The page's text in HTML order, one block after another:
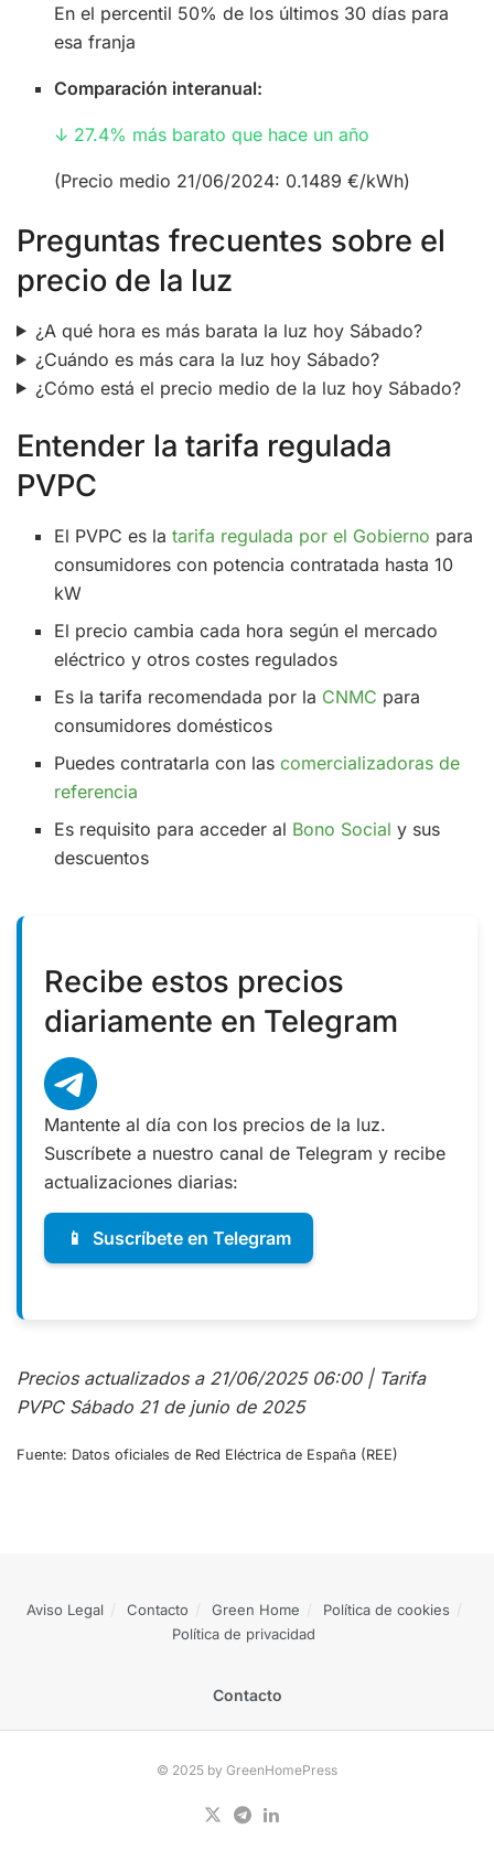
En el percentil 50% de los últimos 30 días para
esa franja
Comparación interanual:
↓ 27.4% más barato que hace un año
(Precio medio 21/06/2024: 0.1489 €/kWh)
Preguntas frecuentes sobre el
precio de la luz
¿A qué hora es más barata la luz hoy Sábado?
¿Cuándo es más cara la luz hoy Sábado?
¿Cómo está el precio medio de la luz hoy Sábado?
Entender la tarifa regulada
PVPC
El PVPC es latarifa regulada por el Gobierno para
consumidores con potencia contratada hasta 10
kW
El precio cambia cada hora según el mercado
eléctrico y otros costes regulados
Es la tarifa recomendada por la CNMC para
consumidores domésticos
Puedes contratarla con lascomercializadoras de
referencia
Es requisito para acceder al Bono Social y sus
descuentos
Recibe estos precios
diariamente en Telegram
Mantente al día con los precios de la luz.
Suscríbete a nuestro canal de Telegram y recibe
actualizaciones diarias:
📱 Suscríbete en Telegram
Precios actualizados a 21/06/2025 06:00 | Tarifa
PVPC Sábado 21 de junio de 2025
Fuente: Datos oficiales de Red Eléctrica de España (REE)
Aviso Legal Contacto Green Home
Política de cookies
Política de privacidad
Contacto
© 2025 by GreenHomePress